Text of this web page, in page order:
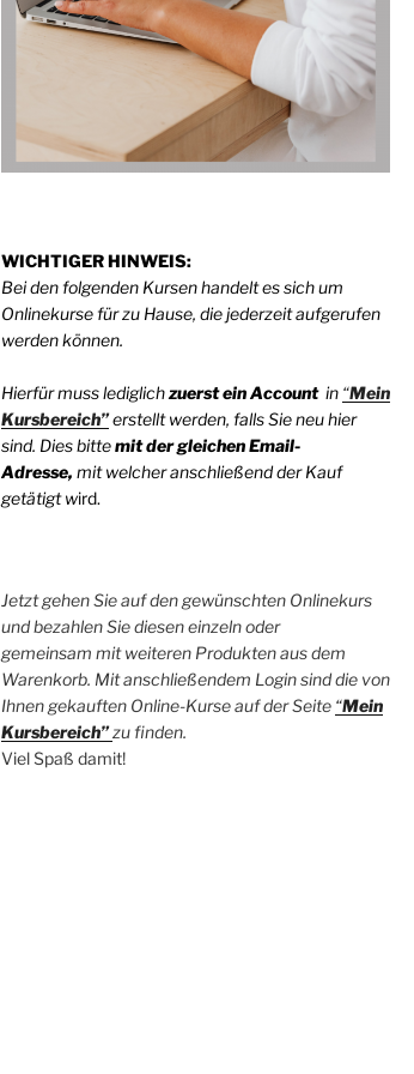
WICHTIGER HINWEIS:
Bei den folgenden Kursen handelt es sich um
Onlinekurse für zu Hause, die jederzeit aufgerufen
werden können.
Hierfür muss lediglichzuerst ein Account in “Mein
Kursbereich”erstellt werden, falls Sie neu hier
sind. Dies bittemit der gleichen Email-
Adresse, mit welcher anschließend der Kauf
getätigt wird.
Jetzt gehen Sie auf den gewünschten Onlinekurs
und bezahlen Sie diesen einzeln oder
gemeinsam mit weiteren Produkten aus dem
Warenkorb. Mit anschließendem Login sind die von
Ihnen gekauften Online-Kurse auf der Seite “Mein
Kursbereich” zu finden.
Viel Spaß damit!